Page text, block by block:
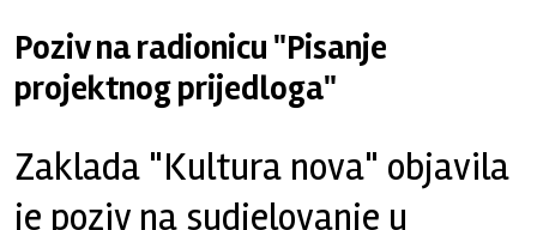
Poziv na radionicu "Pisanje
projektnog prijedloga"
Zaklada "Kultura nova" objavila
je poziv na sudjelovanje u